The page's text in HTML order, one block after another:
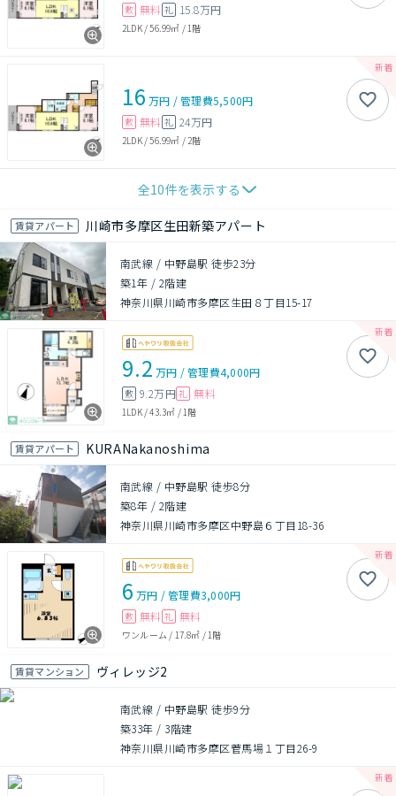
敷 無料 礼 15.8万円
2LDK/56.99㎡ / 1階
16 万円 /管理費5,500円
敷 無料 礼 24万円
2LDK/56.99㎡ / 2階
全10件を表示する
賃貸アパート 川崎市多摩区生田新築アパート
南武線 / 中野島駅 徒歩23分
築1年 / 2階建
神奈川県川崎市多摩区生田８丁目15-17
9.2 万円 /管理費4,000円
敷 9.2万円 礼 無料
1LDK/43.3㎡ /1階
賃貸アパート KURANakanoshima
南武線 / 中野島駅 徒歩8分
築8年 / 2階建
神奈川県川崎市多摩区中野島６丁目18-36
6 万円 /管理費3,000円
敷 無料 礼 無料
ワンルーム / 17.8㎡ /1階
賃貸マンション ヴィレッジ2
南武線 / 中野島駅 徒歩9分
築33年 / 3階建
神奈川県川崎市多摩区菅馬場１丁目26-9